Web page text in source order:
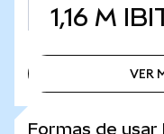
1,16 M
VER
Formas de usar